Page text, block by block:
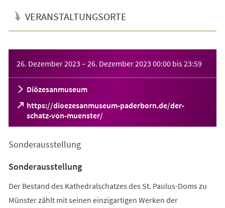
VERANSTALTUNGSORTE
26. Dezember 2023 – 26. Dezember 2023 00:00 bis23:59
Diözesanmuseum
https://dioezesanmuseum-paderborn.de/der-
schatz-von-muenster/
(Öffnet
in
neuen
Sonderausstellung
Sonderausstellung
Der Bestand des Kathedralschatzes des St. Paulus-Doms zu
Münster zählt mit seinen einzigartigen Werken der